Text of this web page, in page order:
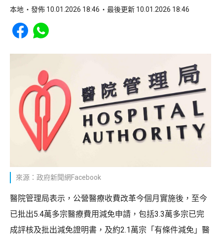
本地 發佈 10.01.2026 18:46 最後更新 10.01.2026 18:46
Share to Facebook
Share to WhatsApp
來源：政府新聞網Facebook
醫院管理局表示，公營醫療收費改革今個月實施後，至今
已批出5.4萬多宗醫療費用減免申請，包括3.3萬多宗已完
成評核及批出減免證明書，及約2.1萬宗「有條件減免」醫